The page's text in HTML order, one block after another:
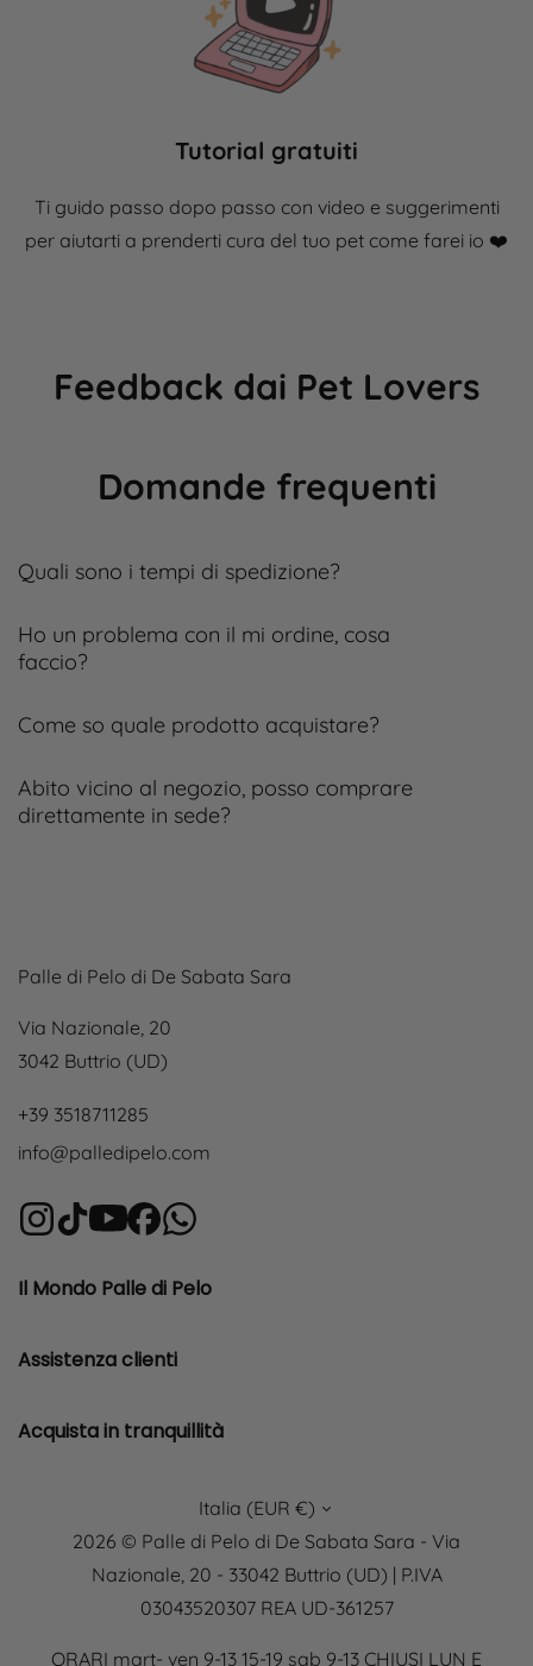
Tutorial gratuiti
Ti guido passo dopo passo con video e suggerimenti
per aiutarti a prenderti cura del tuo pet come farei io ❤️​
Feedback dai Pet Lovers
Domande frequenti
Quali sono i tempi di spedizione?
Ho un problema con il mi ordine, cosa
faccio?
Come so quale prodotto acquistare?
Abito vicino al negozio, posso comprare
direttamente in sede?
Palle di Pelo di De Sabata Sara
Via Nazionale, 20
3042 Buttrio (UD)
+39 3518711285
info@palledipelo.com
Il Mondo Palle di Pelo
Assistenza clienti
Acquista in tranquillità
Italia (EUR €)
2026 © Palle di Pelo di De Sabata Sara - Via
Nazionale, 20 - 33042 Buttrio (UD) | P.IVA
03043520307 REA UD-361257
ORARI mart- ven 9-13 15-19 sab 9-13 CHIUSI LUN E